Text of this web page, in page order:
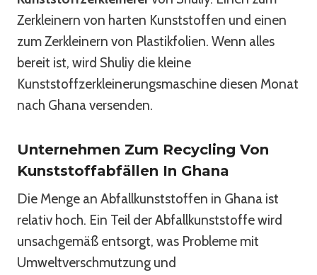
Zerkleinern von harten Kunststoffen und einen
zum Zerkleinern von Plastikfolien. Wenn alles
bereit ist, wird Shuliy die kleine
Kunststoffzerkleinerungsmaschine diesen Monat
nach Ghana versenden.
Unternehmen Zum Recycling Von
Kunststoffabfällen In Ghana
Die Menge an Abfallkunststoffen in Ghana ist
relativ hoch. Ein Teil der Abfallkunststoffe wird
unsachgemäß entsorgt, was Probleme mit
Umweltverschmutzung und